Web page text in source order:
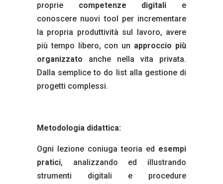
proprie competenze digitali e
conoscere nuovi tool per incrementare
la propria produttività sul lavoro, avere
più tempo libero, con un approccio più
organizzato anche nella vita privata.
Dalla semplice to do list alla gestione di
progetti complessi.
Metodologia didattica:
Ogni lezione coniuga teoria ed esempi
pratici, analizzando ed illustrando
strumenti digitali e procedure